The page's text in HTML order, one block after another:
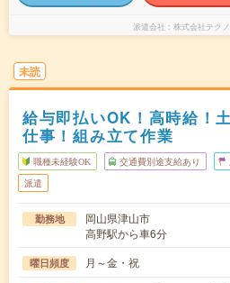
派遣会社 株式会社テク
未読
給与即払いOK！高時給！
仕事！組み立て作業
職種未経験OK 交通費別途支給あり
派遣
勤務地
岡山県津山市
高野駅から車6分
曜日頻度 月～金・祝